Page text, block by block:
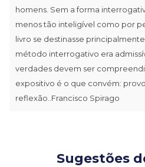
homens. Sem a forma
menos tão inteligível como por
livro se destinasse
método interrogativo era
verdades devem ser
expositivo é o que convém:
reflexão..Francisco Spirago
Sugestões